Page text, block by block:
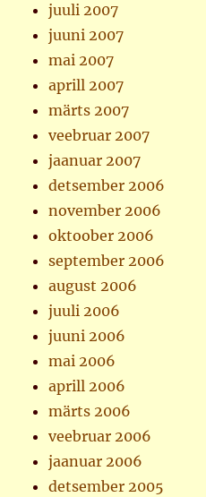
juuli 2007
juuni 2007
mai 2007
aprill 2007
märts 2007
veebruar 2007
jaanuar 2007
detsember 2006
november 2006
oktoober 2006
september 2006
august 2006
juuli 2006
juuni 2006
mai 2006
aprill 2006
märts 2006
veebruar 2006
jaanuar 2006
detsember 2005